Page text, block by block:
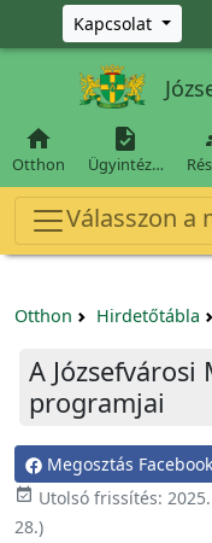
Ugrás a fő tartalomra
Kapcsolat

Otthon

Ügyintéz…
Válasszon a
Otthon Hirdetőtábla
A
programjai
Megosztás
 Utolsó frissítés:
28.)